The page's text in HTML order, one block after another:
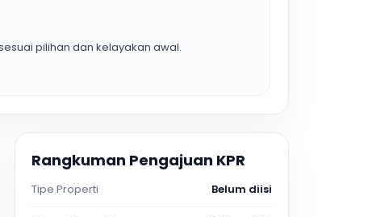
pilihan dan kelayakan awal.
Rangkuman Pengajuan KPR
Tipe Properti Belum diisi